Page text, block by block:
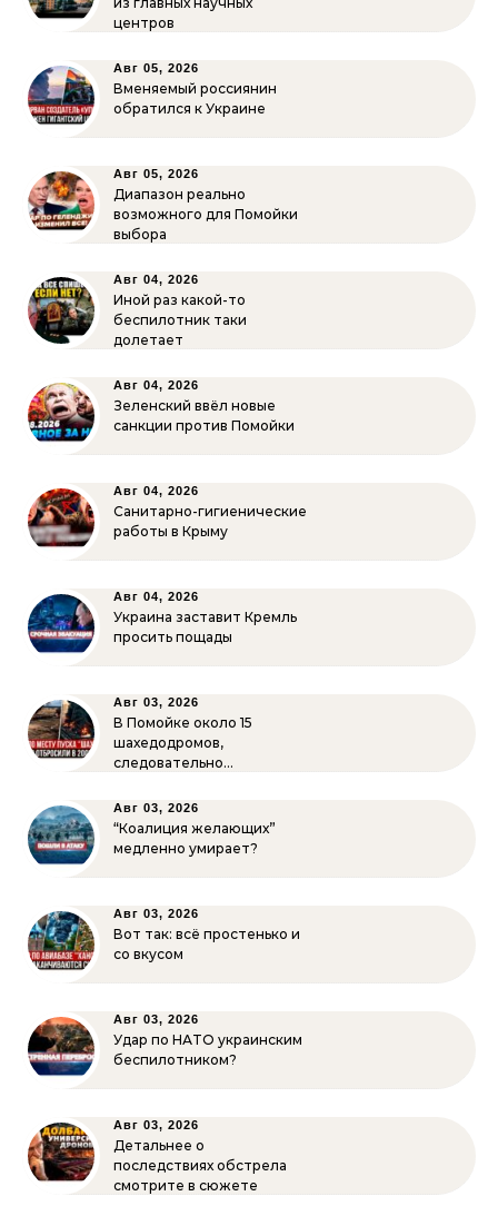
центров
Авг 05, 2026
Вменяемый россиянин
обратился к Украине
Авг 05, 2026
Диапазон реально
возможного для Помойки
выбора
Авг 04, 2026
Иной раз какой-то
беспилотник таки
долетает
Авг 04, 2026
Зеленский ввёл новые
санкции против Помойки
Авг 04, 2026
Санитарно-гигиенические
работы в Крыму
Авг 04, 2026
Украина заставит Кремль
просить пощады
Авг 03, 2026
В Помойке около 15
шахедодромов,
следовательно…
Авг 03, 2026
“Коалиция желающих”
медленно умирает?
Авг 03, 2026
Вот так: всё простенько и
со вкусом
Авг 03, 2026
Удар по НАТО украинским
беспилотником?
Авг 03, 2026
Детальнее о
последствиях обстрела
смотрите в сюжете